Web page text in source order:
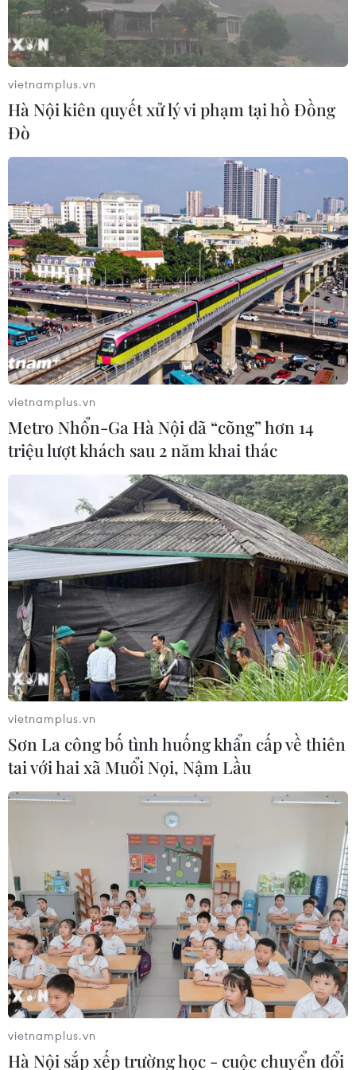
(TTXVN/Vietnam+)
#cơn bão
#khí tượng thủy văn
#hạ nguồn sông Cửu Long
#mưa trái mùa cục bộ
Theo dõi VietnamPlus
TIN LIÊN QUAN
EVN làm gì để bảo đảm cung cấp đủ
nguồn điện trong tháng Tám?
12/08/2022 08:31
Để giảm thiểu nguy cơ xảy ra sự cố về điện do nhu cầu
sử dụng điện tăng cao đột biến-nhất là ở miền Bắc,
EVN khuyến cáo người dân, các công sở và nơi sản
xuất cần chú ý sử dụng điện an toàn, tiết kiệm
vietnamplus.vn
Hà Nội kiên quyết xử lý vi phạm tại hồ Đồng
Đò
vietnamplus.vn
Metro Nhổn-Ga Hà Nội đã “cõng” hơn 14
triệu lượt khách sau 2 năm khai thác
vietnamplus.vn
Sơn La công bố tình huống khẩn cấp về thiên
tai với hai xã Muổi Nọi, Nậm Lầu
vietnamplus.vn
Hà Nội sắp xếp trường học - cuộc chuyển đổi